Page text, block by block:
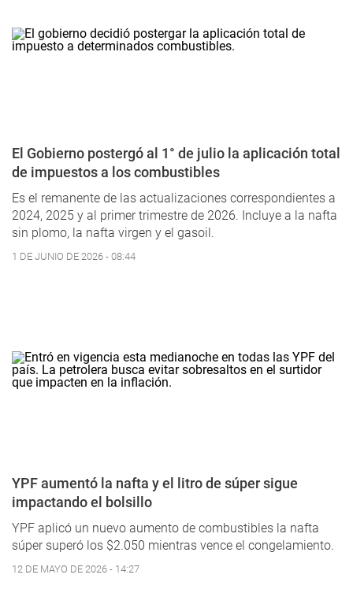
El Gobierno postergó al 1° de julio la aplicación total
de impuestos a los combustibles
Es el remanente de las actualizaciones correspondientes a
2024, 2025 y al primer trimestre de 2026. Incluye a la nafta
sin plomo, la nafta virgen y el gasoil.
1 DE JUNIO DE 2026 - 08:44
YPF aumentó la nafta y el litro de súper sigue
impactando el bolsillo
YPF aplicó un nuevo aumento de combustibles la nafta
súper superó los $2.050 mientras vence el congelamiento.
12 DE MAYO DE 2026 - 14:27